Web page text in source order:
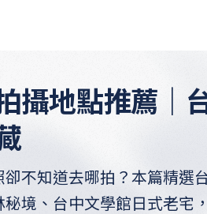
攝地點推薦｜
不知道去哪拍？本篇精選
境、台中文學館日式老宅